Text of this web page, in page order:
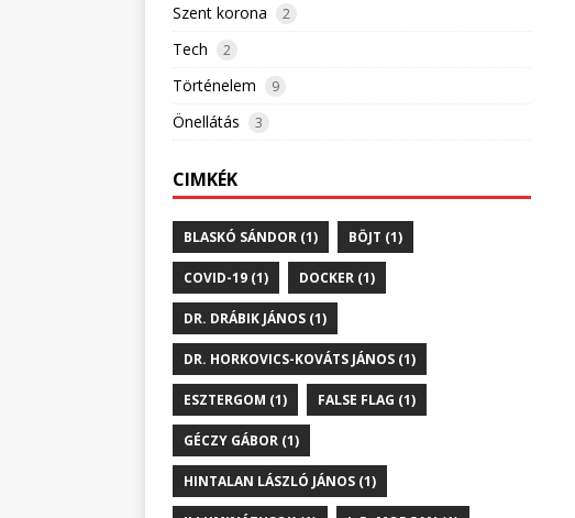
Szent korona 2
Tech 2
Történelem 9
Önellátás 3
CIMKÉK
BLASKÓ SÁNDOR (1) BÖJT (1)
COVID-19 (1) DOCKER (1)
DR. DRÁBIK JÁNOS (1)
DR. HORKOVICS-KOVÁTS JÁNOS (1)
ESZTERGOM (1) FALSE FLAG (1)
GÉCZY GÁBOR (1)
HINTALAN LÁSZLÓ JÁNOS (1)